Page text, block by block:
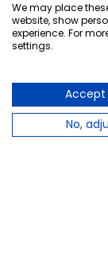
We may place
website, show
experience. For
settings.
Accept
No,